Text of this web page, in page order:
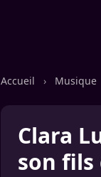
Accueil › Musique
Clara
son fils